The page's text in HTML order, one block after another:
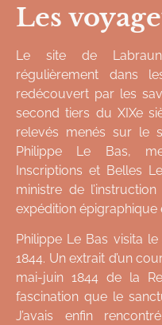
Les
Le site de
régulièrement dans
redécouvert par les
second tiers du XIXe
relevés menés sur le
Philippe Le Bas,
Inscriptions et Belles
ministre de
expédition épigraphique
Philippe Le Bas visita
1844. Un extrait d’un
mai-juin 1844 de la
fascination que le
J’avais enfin